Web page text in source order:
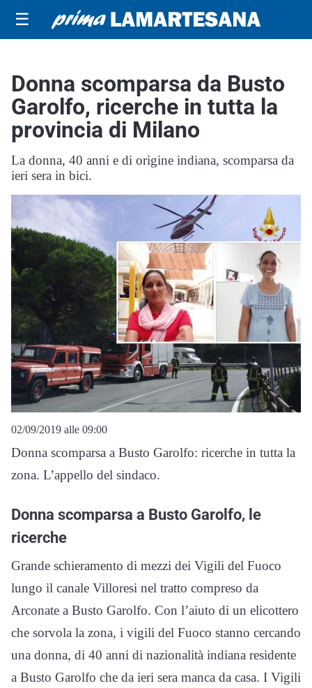
☰
Donna scomparsa da Busto
Garolfo, ricerche in tutta la
provincia di Milano
La donna, 40 anni e di origine indiana, scomparsa da
ieri sera in bici.
02/09/2019 alle 09:00
Donna scomparsa a Busto Garolfo: ricerche in tutta la
zona. L’appello del sindaco.
Donna scomparsa a Busto Garolfo, le
ricerche
Grande schieramento di mezzi dei Vigili del Fuoco
lungo il canale Villoresi nel tratto compreso da
Arconate a Busto Garolfo. Con l’aiuto di un elicottero
che sorvola la zona, i vigili del Fuoco stanno cercando
una donna, di 40 anni di nazionalità indiana residente
a Busto Garolfo che da ieri sera manca da casa. I Vigili